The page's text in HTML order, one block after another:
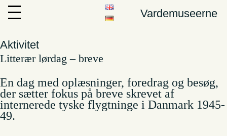
Vardemuseerne
Aktivitet
Litterær lørdag – breve
En dag med oplæsninger, foredrag og besøg,
der sætter fokus på breve skrevet af
internerede tyske flygtninge i Danmark 1945-
49.